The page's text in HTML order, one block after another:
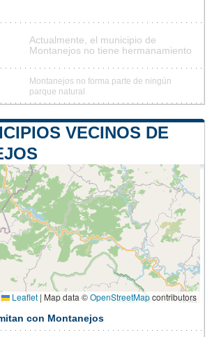
Actualmente, el municipio de
Montanejos no tiene hermanamiento
Montanejos no forma parte de ningún
parque natural
VECINOS DE
Leaflet | Map data ©OpenStreetMapcontributors
con Montanejos